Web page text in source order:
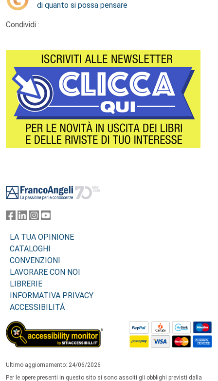
di quanto si possa pensare
Condividi :
LA TUA OPINIONE
CATALOGHI
CONVENZIONI
LAVORARE CON NOI
LIBRERIE
INFORMATIVA PRIVACY
ACCESSIBILITÁ
Ultimo aggiornamento: 24/06/2026
Per le opere presenti in questo sito si sono assolti gli obblighi previsti dalla